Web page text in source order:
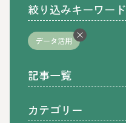
絞り込みキーワード
データ活用
記事一覧
カテゴリー